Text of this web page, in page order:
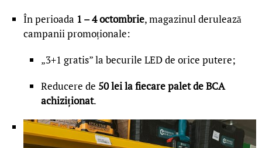
În perioada 1 – 4 octombrie, magazinul derulează
campanii promoționale:
„3+1 gratis” la becurile LED de orice putere;
Reducere de 50 lei la fiecare palet de BCA
achiziționat.